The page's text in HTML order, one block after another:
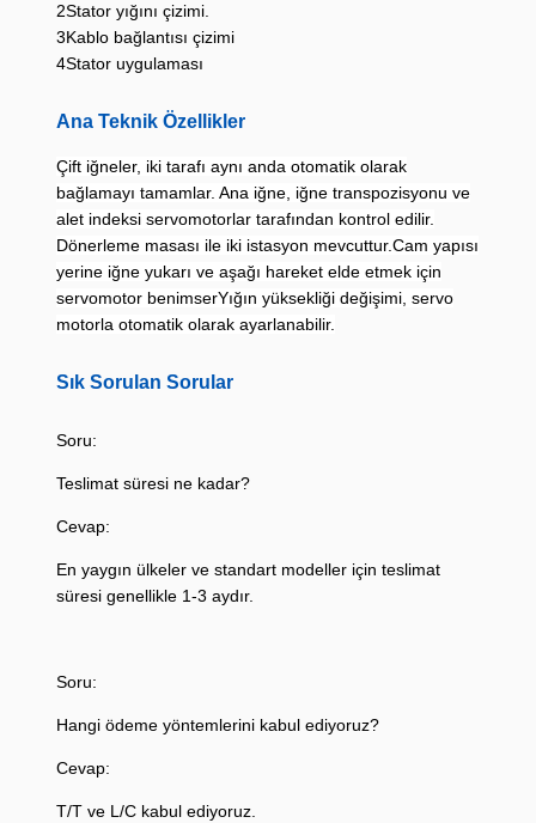
2Stator yığını çizimi.
3Kablo bağlantısı çizimi
4Stator uygulaması
Ana Teknik Özellikler
Çift iğneler, iki tarafı aynı anda otomatik olarak
bağlamayı tamamlar. Ana iğne, iğne transpozisyonu ve
alet indeksi servomotorlar tarafından kontrol edilir.
Dönerleme masası ile iki istasyon mevcuttur.Cam yapısı
yerine iğne yukarı ve aşağı hareket elde etmek için
servomotor benimserYığın yüksekliği değişimi, servo
motorla otomatik olarak ayarlanabilir.
Sık Sorulan Sorular
Soru:
Teslimat süresi ne kadar?
Cevap:
En yaygın ülkeler ve standart modeller için teslimat
süresi genellikle 1-3 aydır.
Soru:
Hangi ödeme yöntemlerini kabul ediyoruz?
Cevap:
T/T ve L/C kabul ediyoruz.